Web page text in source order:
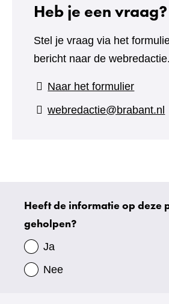
Heb je een vraag?
Stel je vraag via het
bericht naar de webredactie.
Naar het formulier(verwijst
naar
webredactie@brabant.nl
Uw
gegevens
Heeft de informatie op deze
geholpen?
Ja
Nee